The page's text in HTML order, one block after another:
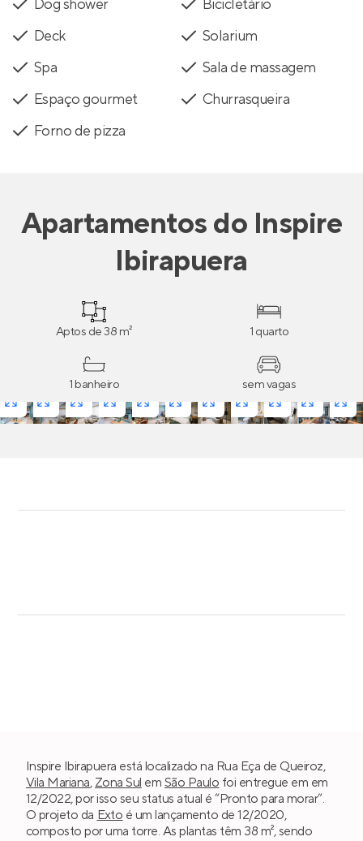
Dog shower
Bicicletário
Deck
Solarium
Spa
Sala de massagem
Espaço gourmet
Churrasqueira
Forno de pizza
Apartamentosdo Inspire
Ibirapuera
Aptos de 38 m² 1 quarto
1 banheiro sem vagas
Inspire Ibirapuera está localizado na Rua Eça de Queiroz,
Vila Mariana, Zona Sul em São Paulo foi entregue em em
12/2022, por isso seu status atual é “Pronto para morar”.
O projeto da Exto é um lançamento de 12/2020,
composto por uma torre. As plantas têm 38 m², sendo